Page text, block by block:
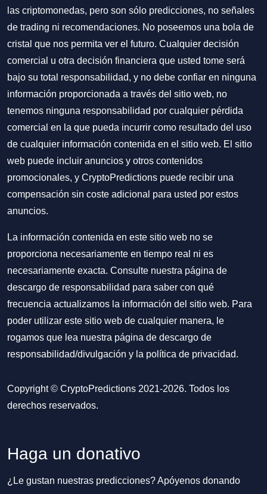
las criptomonedas, pero son sólo predicciones, no señales
de trading ni recomendaciones. No poseemos una bola de
cristal que nos permita ver el futuro. Cualquier decisión
comercial u otra decisión financiera que usted tome será
bajo su total responsabilidad, y no debe confiar en ninguna
información proporcionada a través del sitio web, no
tenemos ninguna responsabilidad por cualquier pérdida
comercial en la que pueda incurrir como resultado del uso
de cualquier información contenida en el sitio web. El sitio
web puede incluir anuncios y otros contenidos
promocionales, y CryptoPredictions puede recibir una
compensación sin coste adicional para usted por estos
anuncios.
La información contenida en este sitio web no se
proporciona necesariamente en tiempo real ni es
necesariamente exacta. Consulte nuestra página de
descargo de responsabilidad para saber con qué
frecuencia actualizamos la información del sitio web. Para
poder utilizar este sitio web de cualquier manera, le
rogamos que lea nuestra página de descargo de
responsabilidad/divulgación y la política de privacidad.
Copyright © CryptoPredictions 2021-2026. Todos los
derechos reservados.
Haga un donativo
¿Le gustan nuestras predicciones? Apóyenos donando